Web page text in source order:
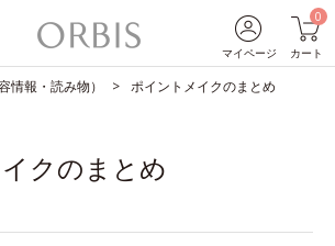
マイページ
0
カート
情報・読み物） ポイントメイクのまとめ
クのまとめ